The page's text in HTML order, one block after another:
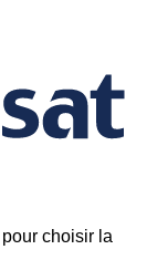
choisir la